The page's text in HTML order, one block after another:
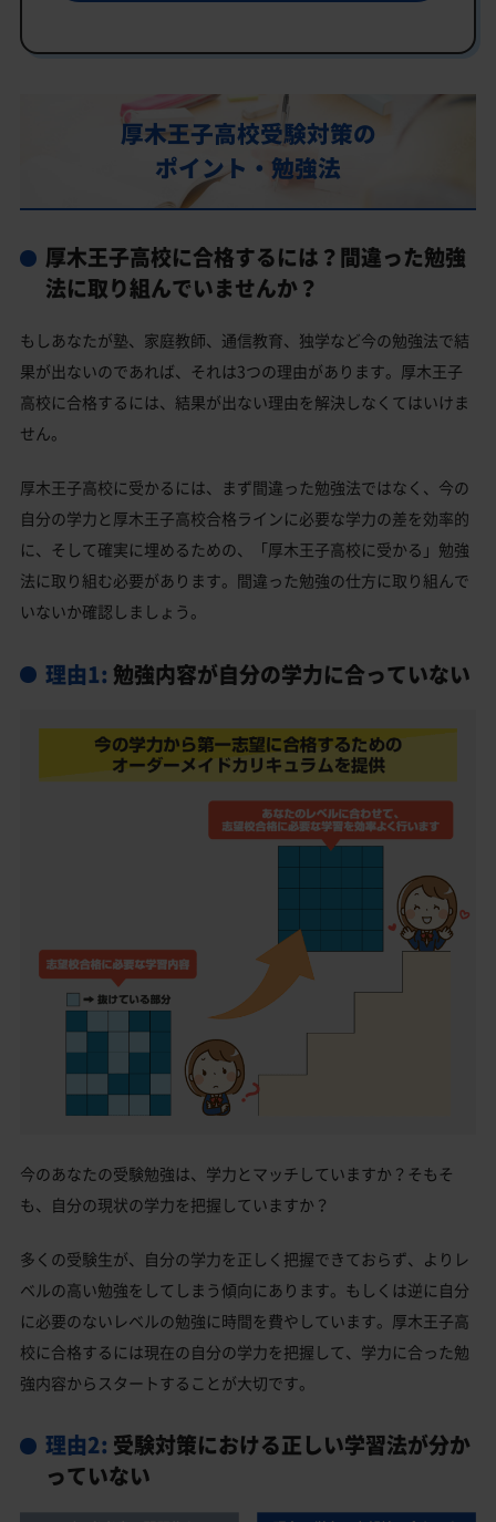
厚木王子高校の偏差値
厚木王子高校合格に必要な内申点の目安
内申点の計算方法
厚木王子高校の所在地・アクセス
厚木王子高校卒業生の主な大学進学実績
国公立大学
私立大学
厚木市の他の公立高校
厚木王子高校受験生からのよくある質問
厚木王子高校受験対策の
ポイント・勉強法
厚木王子高校に合格するには？間違った勉強
法に取り組んでいませんか？
もしあなたが塾、家庭教師、通信教育、独学など今の勉強法で結
果が出ないのであれば、それは3つの理由があります。厚木王子
高校に合格するには、結果が出ない理由を解決しなくてはいけま
せん。
厚木王子高校に受かるには、まず間違った勉強法ではなく、今の
自分の学力と厚木王子高校合格ラインに必要な学力の差を効率的
に、そして確実に埋めるための、「厚木王子高校に受かる」勉強
法に取り組む必要があります。間違った勉強の仕方に取り組んで
いないか確認しましょう。
理由1: 勉強内容が自分の学力に合っていない
今のあなたの受験勉強は、学力とマッチしていますか？そもそ
も、自分の現状の学力を把握していますか？
多くの受験生が、自分の学力を正しく把握できておらず、よりレ
ベルの高い勉強をしてしまう傾向にあります。もしくは逆に自分
に必要のないレベルの勉強に時間を費やしています。厚木王子高
校に合格するには現在の自分の学力を把握して、学力に合った勉
強内容からスタートすることが大切です。
理由2: 受験対策における正しい学習法が分か
っていない